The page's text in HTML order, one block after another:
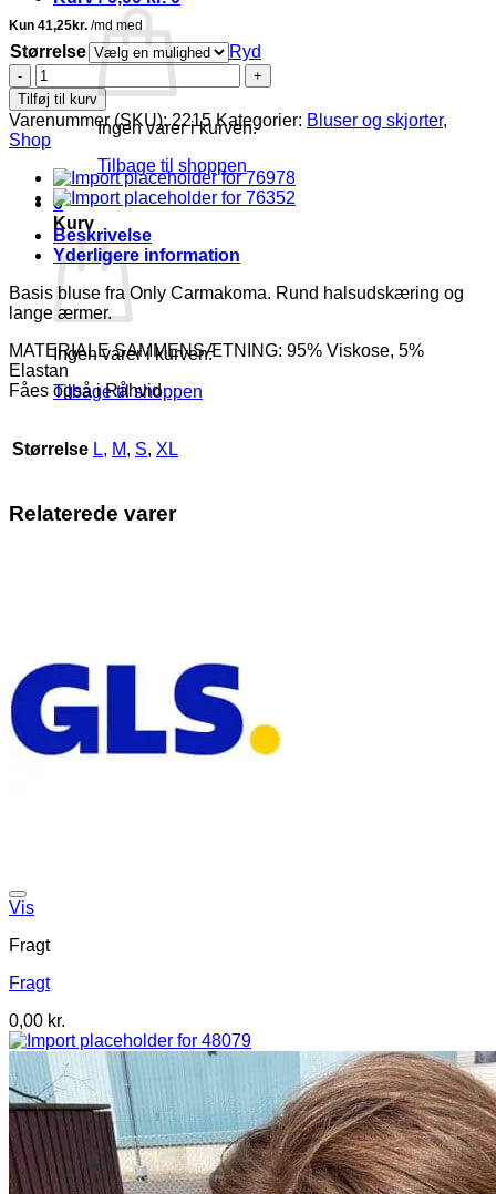
Ingen varer i kurven.
Tilbage til shoppen
0
Kurv
Ingen varer i kurven.
Tilbage til shoppen
Størrelse
Ryd
Only
Lonny
basic
sort
bluse
Vejl.
179,95
antal
Tilføj til kurv
Varenummer (SKU):2215 Kategorier: Bluser og skjorter,
Shop
Beskrivelse
Yderligere information
Basis bluse fra Only Carmakoma. Rund halsudskæring og
lange ærmer.
MATERIALE SAMMENSÆTNING: 95% Viskose, 5%
Elastan
Fåes også i Råhvid
Størrelse L, M, S, XL
Relaterede varer
Vis
Fragt
Fragt
0,00 kr.